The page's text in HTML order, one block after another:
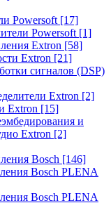
Powersoft [17]
Powersoft [1]
Extron [58]
Extron [21]
сигналов (DSP)
Extron [2]
Extron [15]
и
Extron [2]
Bosch [146]
Bosch PLENA
Bosch PLENA